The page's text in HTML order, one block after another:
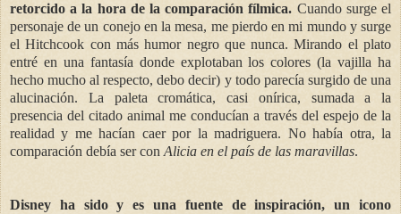
retorcido a la hora de la comparación fílmica. Cuando surge el
personaje de un conejo en la mesa, me pierdo en mi mundo y surge
el Hitchcook con más humor negro que nunca. Mirando el plato
entré en una fantasía donde explotaban los colores (la vajilla ha
hecho mucho al respecto, debo decir) y todo parecía surgido de una
alucinación. La paleta cromática, casi onírica, sumada a la
presencia del citado animal me conducían a través del espejo de la
realidad y me hacían caer por la madriguera. No había otra, la
comparación debía ser con Alicia en el país de las maravillas.
Disney ha sido y es una fuente de inspiración, un icono